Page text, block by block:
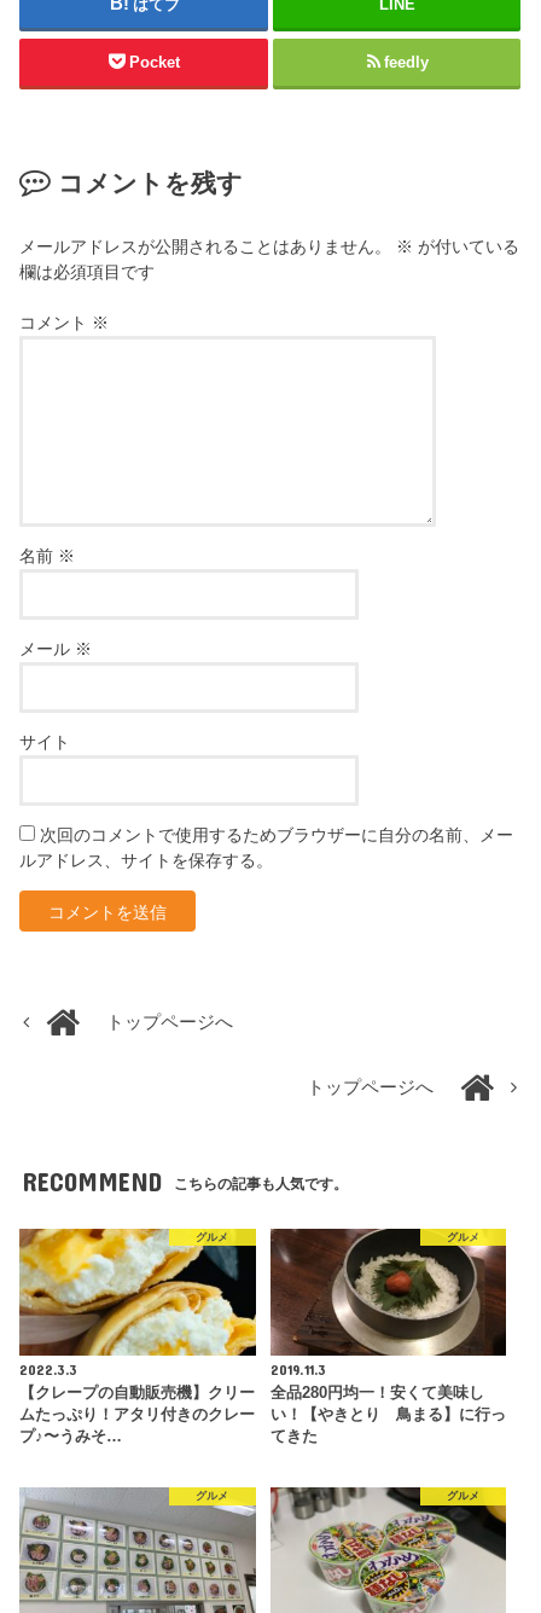
はてブ LINE
Pocket feedly
コメントを残す
メールアドレスが公開されることはありません。 ※ が付いている
欄は必須項目です
コメント ※
名前 ※
メール ※
サイト
次回のコメントで使用するためブラウザーに自分の名前、メー
ルアドレス、サイトを保存する。
トップページへ
トップページへ
RECOMMEND こちらの記事も人気です。
グルメ
2022.3.3
【クレープの自動販売機】クリー
ムたっぷり！アタリ付きのクレー
プ♪〜うみそ…
グルメ
2019.11.3
全品280円均一！安くて美味し
い！【やきとり 鳥まる】に行っ
てきた
グルメ グルメ